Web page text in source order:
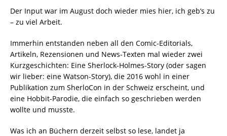
Der Input war im August doch wieder mies hier, ich geb’s zu
– zu viel Arbeit.
Immerhin entstanden neben all den Comic-Editorials,
Artikeln, Rezensionen und News-Texten mal wieder zwei
Kurzgeschichten: Eine Sherlock-Holmes-Story (oder sagen
wir lieber: eine Watson-Story), die 2016 wohl in einer
Publikation zum SherloCon in der Schweiz erscheint, und
eine Hobbit-Parodie, die einfach so geschrieben werden
wollte und musste.
Was ich an Büchern derzeit selbst so lese, landet ja